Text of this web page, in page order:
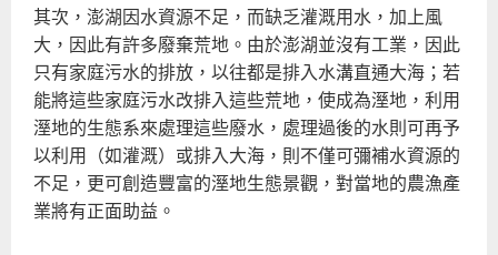
其次，澎湖因水資源不足，而缺乏灌溉用水，加上風
大，因此有許多廢棄荒地。由於澎湖並沒有工業，因此
只有家庭污水的排放，以往都是排入水溝直通大海；若
能將這些家庭污水改排入這些荒地，使成為溼地，利用
溼地的生態系來處理這些廢水，處理過後的水則可再予
以利用（如灌溉）或排入大海，則不僅可彌補水資源的
不足，更可創造豐富的溼地生態景觀，對當地的農漁產
業將有正面助益。